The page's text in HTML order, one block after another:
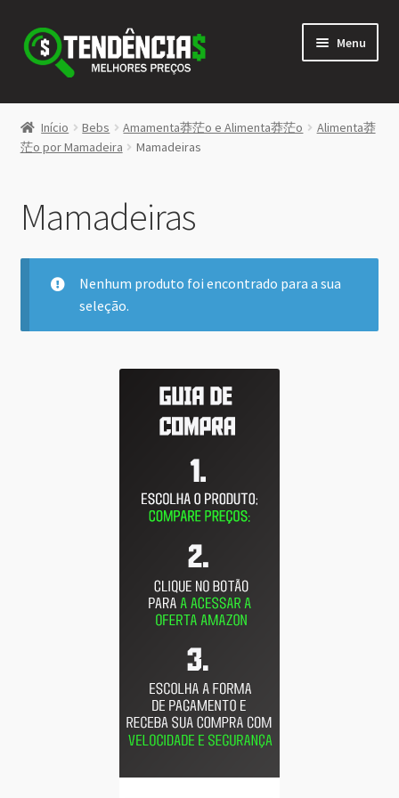
Pular
para
navegação
Pular
para
conteúdo
Menu
LOJA
<>
Início Bebs Amamenta莽茫o e Alimenta莽茫o
Alimenta莽
茫o por Mamadeira
Mamadeiras
Mamadeiras
Nenhum produto foi encontrado para a sua
seleção.